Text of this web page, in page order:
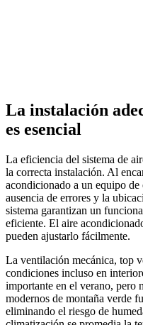
La instalación
es esencial
La eficiencia del sistema de
la correcta instalación. Al
acondicionado a un equipo
ausencia de errores y la
sistema garantizan un
eficiente. El aire
pueden ajustarlo fácilmente.
La ventilación mecánica, top
condiciones incluso en
importante en el verano, pero
modernos de montaña verde
eliminando el riesgo de